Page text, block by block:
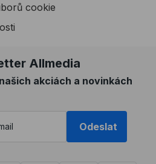
cookie
Allmedia
akciách a novinkách
Odeslat